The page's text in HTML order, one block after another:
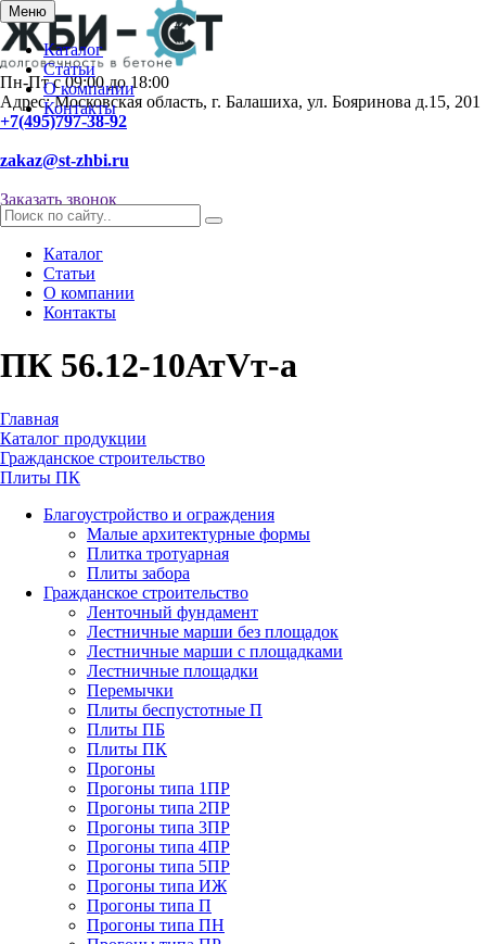
Меню
Каталог
Статьи
О компании
Контакты
Пн-Пт с 09:00 до 18:00
Адрес: Московская область, г. Балашиха, ул. Бояринова д.15, 201
+7(495)797-38-92
zakaz@st-zhbi.ru
Заказать звонок
Каталог
Статьи
О компании
Контакты
ПК 56.12-10АтVт-а
Главная
Каталог продукции
Гражданское строительство
Плиты ПК
Благоустройство и ограждения
Малые архитектурные формы
Плитка тротуарная
Плиты забора
Гражданское строительство
Ленточный фундамент
Лестничные марши без площадок
Лестничные марши с площадками
Лестничные площадки
Перемычки
Плиты беспустотные П
Плиты ПБ
Плиты ПК
Прогоны
Прогоны типа 1ПР
Прогоны типа 2ПР
Прогоны типа 3ПР
Прогоны типа 4ПР
Прогоны типа 5ПР
Прогоны типа ИЖ
Прогоны типа П
Прогоны типа ПН